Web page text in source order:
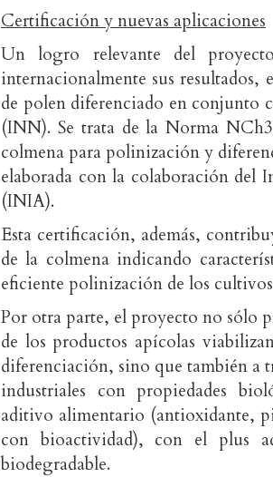
Certificación y nuevas aplicaciones
Un logro relevante del
internacionalmente sus
de polen diferenciado en conjunto
(INN). Se trata de la Norma
colmena para polinización y
elaborada con la colaboración del
(INIA).
Esta certificación, además,
de la colmena indicando
eficiente polinización de los
Por otra parte, el proyecto no sólo
de los productos apícolas
diferenciación, sino que también a
industriales con propiedades
aditivo alimentario (antioxidante,
con bioactividad), con el plus
biodegradable.